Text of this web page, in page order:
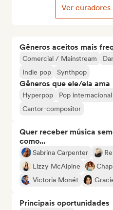
Gêneros aceitos mais
Comercial / Mainstream
Indie pop
Synthpop
Gêneros que ele/ela ama
Hyperpop Pop internacional
Cantor-compositor
Quer receber música
como...
Sabrina Carpenter
Lizzy McAlpine
Victoria Monét
Principais oportunidades
Ver curadores